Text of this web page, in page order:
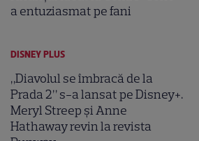
a entuziasmat pe fani
DISNEY PLUS
„Diavolul se îmbracă de la
Prada 2” s-a lansat pe Disney+.
Meryl Streep și Anne
Hathaway revin la revista